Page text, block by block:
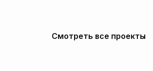
Смотреть все проекты